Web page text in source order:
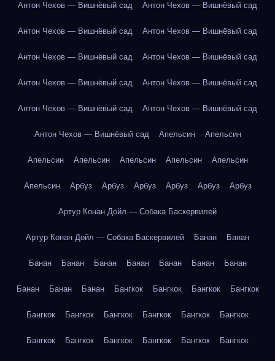
Антон Чехов — Вишнёвый сад Антон Чехов — Вишнёвый сад
Антон Чехов — Вишнёвый сад Антон Чехов — Вишнёвый сад
Антон Чехов — Вишнёвый сад Антон Чехов — Вишнёвый сад
Антон Чехов — Вишнёвый сад Антон Чехов — Вишнёвый сад
Антон Чехов — Вишнёвый сад Антон Чехов — Вишнёвый сад
Антон Чехов — Вишнёвый сад Апельсин Апельсин
Апельсин Апельсин Апельсин Апельсин Апельсин
Апельсин Арбуз Арбуз Арбуз Арбуз Арбуз Арбуз
Артур Конан Дойл — Собака Баскервилей
Артур Конан Дойл — Собака Баскервилей Банан Банан
Банан Банан Банан Банан Банан Банан Банан
Банан Банан Банан Бангкок Бангкок Бангкок Бангкок
Бангкок Бангкок Бангкок Бангкок Бангкок Бангкок
Бангкок Бангкок Бангкок Бангкок Бангкок Бангкок